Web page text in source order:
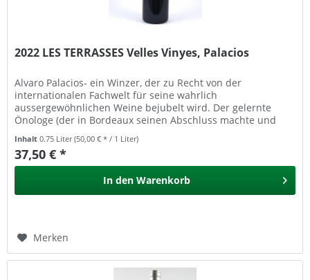
2022 LES TERRASSES Velles Vinyes, Palacios
Alvaro Palacios- ein Winzer, der zu Recht von der
internationalen Fachwelt für seine wahrlich
aussergewöhnlichen Weine bejubelt wird. Der gelernte
Önologe (der in Bordeaux seinen Abschluss machte und
Inhalt0.75 Liter(50,00 € * / 1 Liter)
37,50 € *
In den Warenkorb
Merken